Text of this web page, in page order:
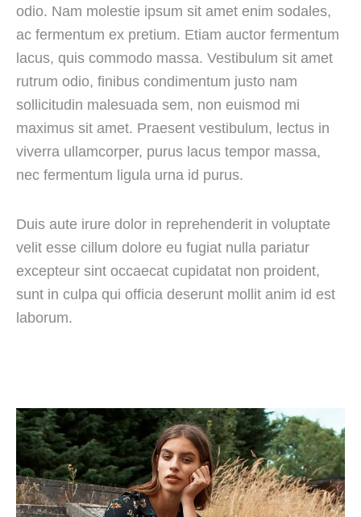
odio. Nam molestie ipsum sit amet enim sodales,
ac fermentum ex pretium. Etiam auctor fermentum
lacus, quis commodo massa. Vestibulum sit amet
rutrum odio, finibus condimentum justo nam
sollicitudin malesuada sem, non euismod mi
maximus sit amet. Praesent vestibulum, lectus in
viverra ullamcorper, purus lacus tempor massa,
nec fermentum ligula urna id purus.
Duis aute irure dolor in reprehenderit in voluptate
velit esse cillum dolore eu fugiat nulla pariatur
excepteur sint occaecat cupidatat non proident,
sunt in culpa qui officia deserunt mollit anim id est
laborum.